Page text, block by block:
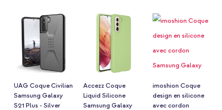
UAG Coque Civilian
Samsung Galaxy
S21 Plus - Silver
Accezz Coque
Liquid Silicone
Samsung Galaxy
imoshion Coque
design en silicone
avec cordon